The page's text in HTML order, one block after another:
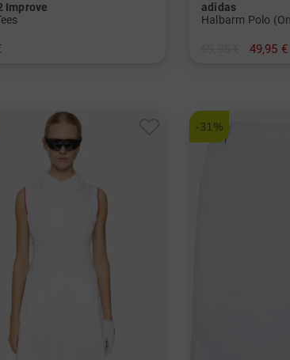
Improve
adidas
Halbarm Polo
49,95 €
-31%